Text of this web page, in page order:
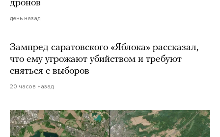
дронов
день назад
Зампред саратовского «Яблока» рассказал,
что ему угрожают убийством и требуют
сняться с выборов
20 часов назад